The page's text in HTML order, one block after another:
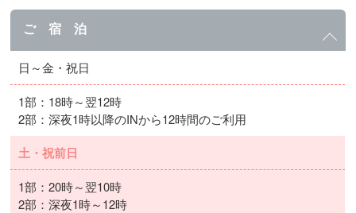
ご 宿 泊
日～金・祝日
1部：18時～翌12時
2部：深夜1時以降のINから12時間のご利用
土・祝前日
1部：20時～翌10時
2部：深夜1時～12時